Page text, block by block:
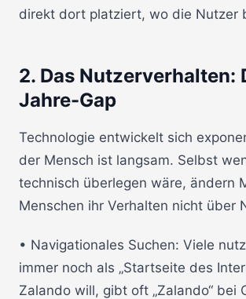
direkt dort platziert, wo die Nutzer
2. Das Nutzerverhalten:
Jahre-Gap
Technologie entwickelt sich
der Mensch ist langsam. Selbst
technisch überlegen wäre, ändern
Menschen ihr Verhalten nicht über
• Navigationales Suchen: Viele
immer noch als „Startseite des
Zalando will, gibt oft „Zalando“ bei